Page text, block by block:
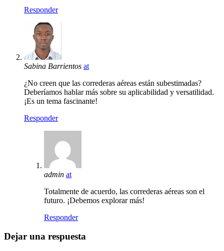
Responder
Sabina Barrientos at
¿No creen que las correderas aéreas están subestimadas?
Deberíamos hablar más sobre su aplicabilidad y versatilidad.
¡Es un tema fascinante!
Responder
admin at
Totalmente de acuerdo, las correderas aéreas son el
futuro. ¡Debemos explorar más!
Responder
Dejar una respuesta